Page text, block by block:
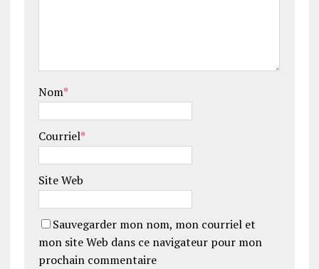
Nom*
Courriel*
Site Web
Sauvegarder mon nom, mon courriel et
mon site Web dans ce navigateur pour mon
prochain commentaire